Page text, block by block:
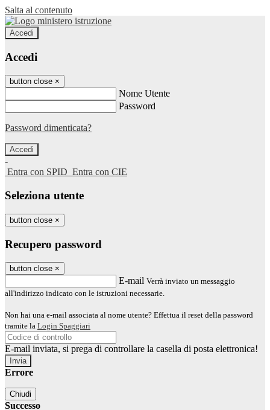
Salta al contenuto
Accedi
Accedi
button close ×
Nome Utente
Password
Password dimenticata?
-
Entra con SPID Entra con CIE
Seleziona utente
button close ×
Recupero password
button close ×
E-mail Verrà inviato un messaggio
all'indirizzo indicato con le istruzioni necessarie.
Non hai una e-mail associata al nome utente? Effettua il reset della password
tramite la Login Spaggiari
E-mail inviata, si prega di controllare la casella di posta elettronica!
Errore
Chiudi
Successo